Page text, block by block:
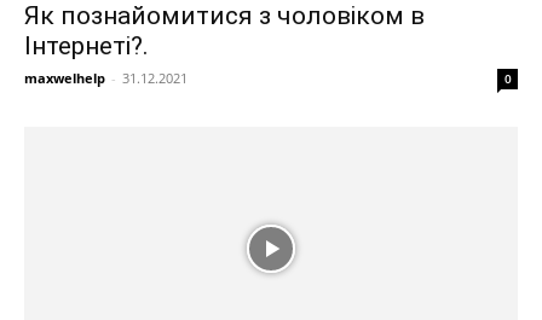
Як познайомитися з чоловіком в
Інтернеті?.
maxwelhelp - 31.12.2021 0